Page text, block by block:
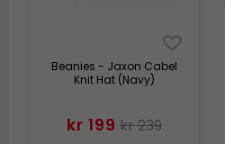
Beanies - Jaxon Cabel
Knit Hat (Navy)
kr 199 kr 239